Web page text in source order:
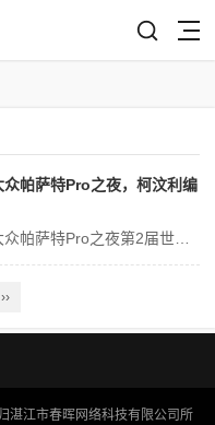
众帕萨特Pro之夜，柯汶利编
››
湛江市春晖网络科技有限公司所